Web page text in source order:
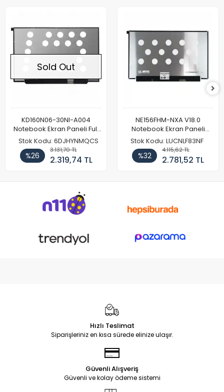
Sold Out
KD160N06-30NI-A004
Notebook Ekran Paneli Full
HD
Stok Kodu: 6DJHYNMQCS
%26
3.131,70 TL
2.319,74 TL
NE156FHM-NXA V18.0
Notebook Ekran Paneli
144Hz
Stok Kodu: LUCNLF83NF
%32
4.115,62 TL
2.781,52 TL
Hızlı Teslimat
Siparişleriniz en kısa sürede elinize ulaşır.
Güvenli Alışveriş
Güvenli ve kolay ödeme sistemi